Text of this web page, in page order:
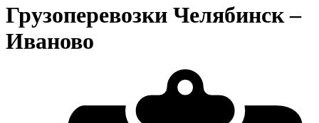
Грузоперевозки Челябинск –
Иваново